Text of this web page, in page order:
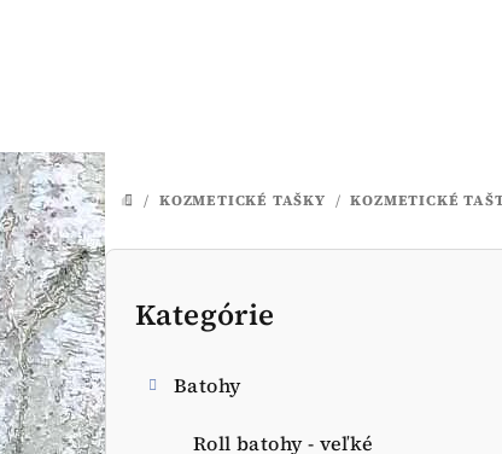
DOMOV
/ KOZMETICKÉ TAŠKY / KOZMETICKÉ
B
o
č
n
Preskočiť
kategórie
Kategórie
Batohy
Roll batohy - veľké